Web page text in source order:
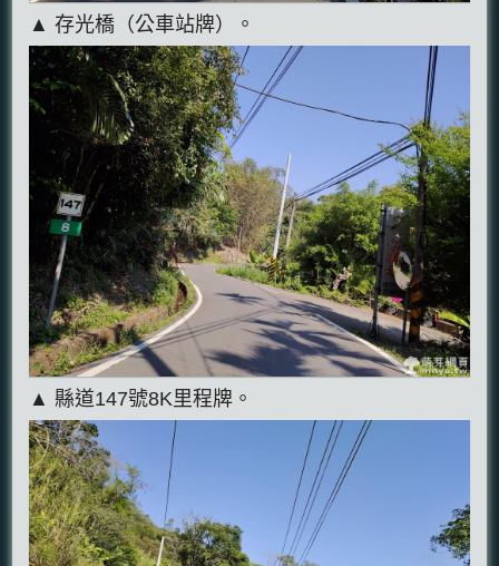
▲ 存光橋（公車站牌）。
▲ 縣道147號8K里程牌。